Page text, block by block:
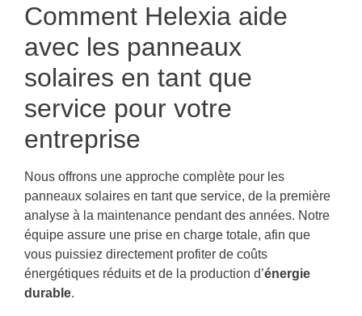
Comment Helexia aide
avec les panneaux
solaires en tant que
service pour votre
entreprise
Nous offrons une approche complète pour les
panneaux solaires en tant que service, de la première
analyse à la maintenance pendant des années. Notre
équipe assure une prise en charge totale, afin que
vous puissiez directement profiter de coûts
énergétiques réduits et de la production d’énergie
durable.